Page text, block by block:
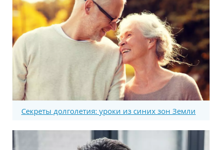
Секреты долголетия: уроки из синих зон Земли